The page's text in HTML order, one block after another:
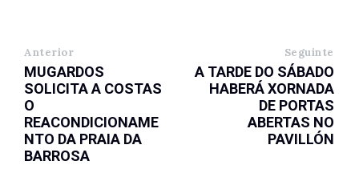
Anterior
MUGARDOS
SOLICITA A COSTAS
O
REACONDICIONAME
NTO DA PRAIA DA
BARROSA
Seguinte
A TARDE DO SÁBADO
HABERÁ XORNADA
DE PORTAS
ABERTAS NO
PAVILLÓN